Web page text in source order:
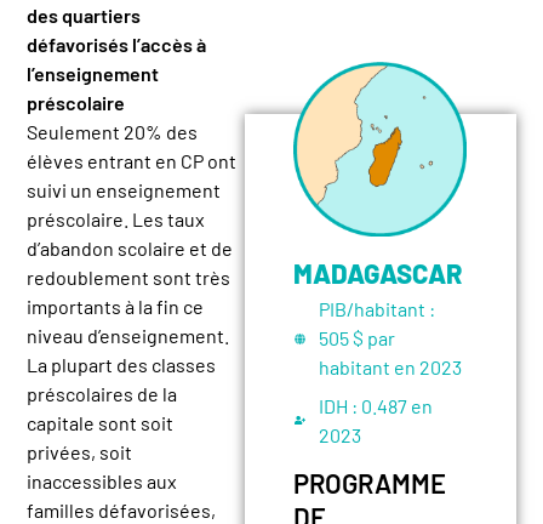
des quartiers
défavorisés l’accès à
l’enseignement
préscolaire
Seulement 20% des
élèves entrant en CP ont
suivi un enseignement
préscolaire. Les taux
d’abandon scolaire et de
redoublement sont très
importants à la fin ce
niveau d’enseignement.
La plupart des classes
préscolaires de la
capitale sont soit
privées, soit
inaccessibles aux
familles défavorisées,
MADAGASCAR
PIB/habitant :
505 $ par
habitant en 2023
IDH : 0.487 en
2023
PROGRAMME
DE